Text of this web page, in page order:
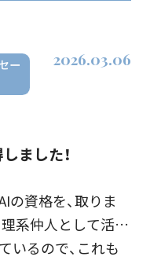
ー
2026.03.06
ました！
の資格を、取りま
理系仲人として活動
いるので、これも